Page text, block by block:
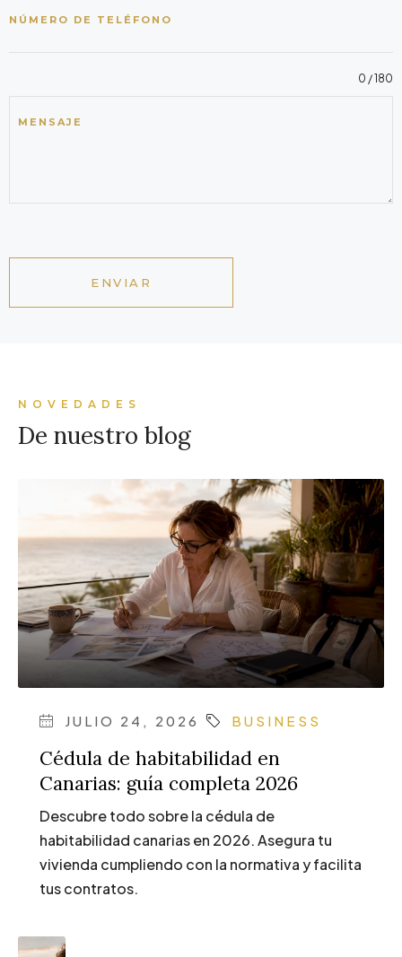
NÚMERO DE TELÉFONO
MENSAJE
0 / 180
ENVIAR
NOVEDADES
De nuestro blog
JULIO 24, 2026 BUSINESS
Cédula de habitabilidad en
Canarias: guía completa 2026
Descubre todo sobre la cédula de
habitabilidad canarias en 2026. Asegura tu
vivienda cumpliendo con la normativa y facilita
tus contratos.